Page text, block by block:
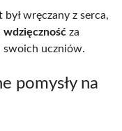
wręczany z serca,
wdzięczność za
swoich uczniów.
pomysły na